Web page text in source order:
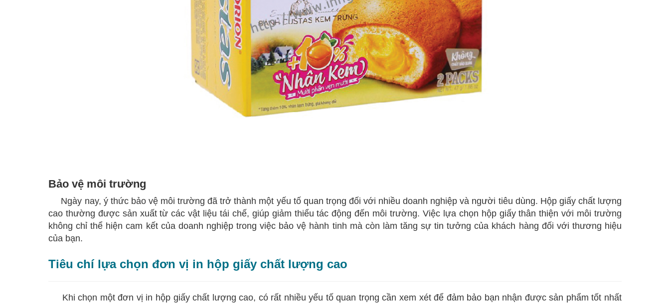
Bảo vệ môi trường
Ngày nay, ý thức bảo vệ môi trường đã trở thành một yếu tố quan trọng đối với nhiều doanh nghiệp và người tiêu dùng. Hộp giấy chất lượng
cao thường được sản xuất từ các vật liệu tái chế, giúp giảm thiểu tác động đến môi trường. Việc lựa chọn hộp giấy thân thiện với môi trường
không chỉ thể hiện cam kết của doanh nghiệp trong việc bảo vệ hành tinh mà còn làm tăng sự tin tưởng của khách hàng đối với thương hiệu
của bạn.
Tiêu chí lựa chọn đơn vị in hộp giấy chất lượng cao
Khi chọn một đơn vị in hộp giấy chất lượng cao, có rất nhiều yếu tố quan trọng cần xem xét để đảm bảo bạn nhận được sản phẩm tốt nhất